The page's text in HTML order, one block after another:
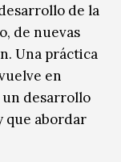
de la
de nuevas
Una práctica
en
un desarrollo
que abordar